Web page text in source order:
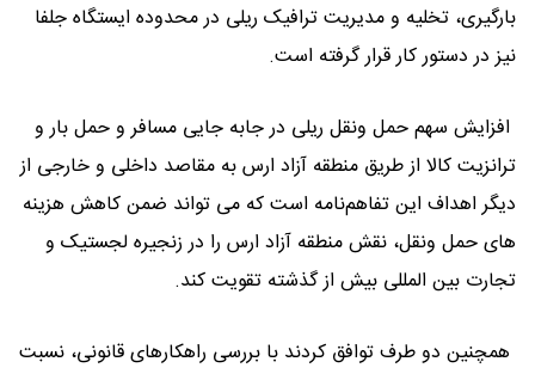
بارگیری، تخلیه و مدیریت ترافیک ریلی در محدوده ایستگاه جلفا
نیز در دستور کار قرار گرفته است.
افزایش سهم حمل ‌ونقل ریلی در جابه ‌جایی مسافر و حمل بار و
ترانزیت کالا از طریق منطقه آزاد ارس به مقاصد داخلی و خارجی از
دیگر اهداف این تفاهم‌نامه است که می ‌تواند ضمن کاهش هزینه‌
های حمل ‌ونقل، نقش منطقه آزاد ارس را در زنجیره لجستیک و
تجارت بین ‌المللی بیش از گذشته تقویت کند.
همچنین دو طرف توافق کردند با بررسی راهکارهای قانونی، نسبت